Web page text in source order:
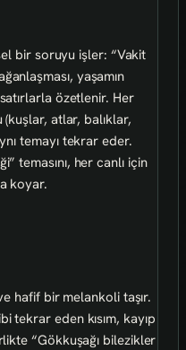
bir soruyu işler: “Vakit
yaşamın
özetlenir. Her
(kuşlar, atlar, balıklar,
temayı tekrar eder.
temasını, her canlı için
koyar.
hafif bir melankoli taşır.
tekrar eden kısım, kayıp
“Gökkuşağı bilezikler